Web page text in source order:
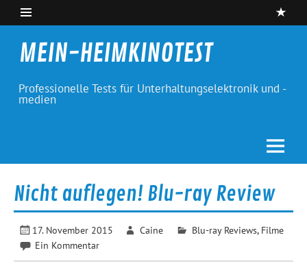
Skip
content
MEIN-HEIMKINOTEST
Professionelle Tests für Unterhaltungselektronik und -
medien
Nicht auflegen! Blu-ray Review
17. November 2015 Caine Blu-ray Reviews, Filme
Ein Kommentar